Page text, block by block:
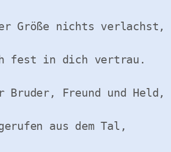
Größe nichts verlachst,
fest in dich vertrau.
Bruder, Freund und Held,
aus dem Tal,